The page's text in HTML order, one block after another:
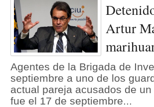
Artur
Agentes de la Brigada de
septiembre a uno de los
actual pareja acusados de
fue el 17 de septiembre...